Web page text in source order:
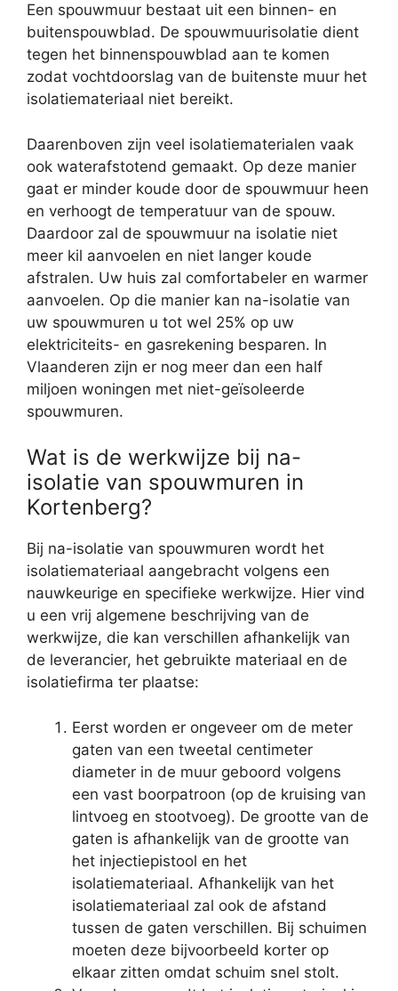
Een spouwmuur bestaat uit een binnen- en
buitenspouwblad. De spouwmuurisolatie dient
tegen het binnenspouwblad aan te komen
zodat vochtdoorslag van de buitenste muur het
isolatiemateriaal niet bereikt.
Daarenboven zijn veel isolatiematerialen vaak
ook waterafstotend gemaakt. Op deze manier
gaat er minder koude door de spouwmuur heen
en verhoogt de temperatuur van de spouw.
Daardoor zal de spouwmuur na isolatie niet
meer kil aanvoelen en niet langer koude
afstralen. Uw huis zal comfortabeler en warmer
aanvoelen. Op die manier kan na-isolatie van
uw spouwmuren u tot wel 25% op uw
elektriciteits- en gasrekening besparen. In
Vlaanderen zijn er nog meer dan een half
miljoen woningen met niet-geïsoleerde
spouwmuren.
Wat is de werkwijze bij na-
isolatie van spouwmuren in
Kortenberg?
Bij na-isolatie van spouwmuren wordt het
isolatiemateriaal aangebracht volgens een
nauwkeurige en specifieke werkwijze. Hier vind
u een vrij algemene beschrijving van de
werkwijze, die kan verschillen afhankelijk van
de leverancier, het gebruikte materiaal en de
isolatiefirma ter plaatse:
Eerst worden er ongeveer om de meter
gaten van een tweetal centimeter
diameter in de muur geboord volgens
een vast boorpatroon (op de kruising van
lintvoeg en stootvoeg). De grootte van de
gaten is afhankelijk van de grootte van
het injectiepistool en het
isolatiemateriaal. Afhankelijk van het
isolatiemateriaal zal ook de afstand
tussen de gaten verschillen. Bij schuimen
moeten deze bijvoorbeeld korter op
elkaar zitten omdat schuim snel stolt.